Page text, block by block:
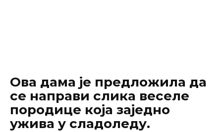
Ова дама је предложила да
се направи слика веселе
породице која заједно
ужива у сладоледу.